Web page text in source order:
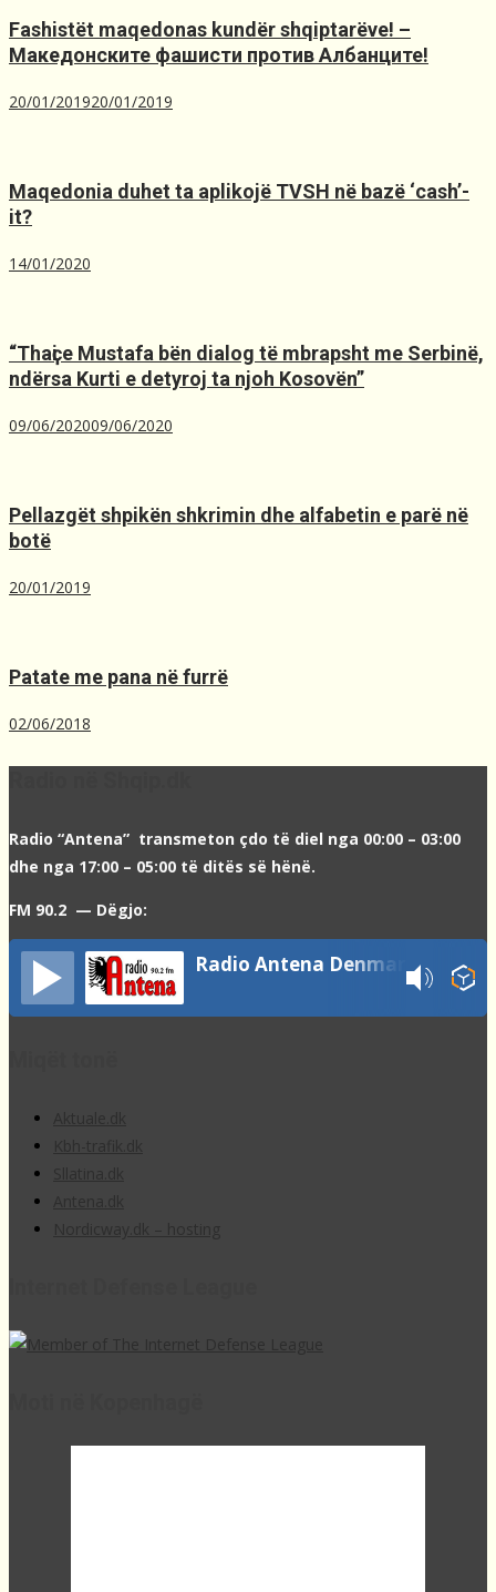
Fashistët maqedonas kundër shqiptarëve! –
Македонските фашисти против Албанците!
20/01/201920/01/2019
Maqedonia duhet ta aplikojë TVSH nё bazё ‘cash’-
it?
14/01/2020
“Thaҫi e Mustafa bën dialog të mbrapsht me Serbinë,
ndërsa Kurti e detyroj ta njoh Kosovën”
09/06/202009/06/2020
Pellazgët shpikën shkrimin dhe alfabetin e parë në
botë
20/01/2019
Patate me pana në furrë
02/06/2018
Radio “Antena” transmeton çdo të diel nga 00:00 – 03:00
dhe nga 17:00 – 05:00 të ditës së hënë.
FM 90.2 — Dëgjo:
Radio Antena Denmark